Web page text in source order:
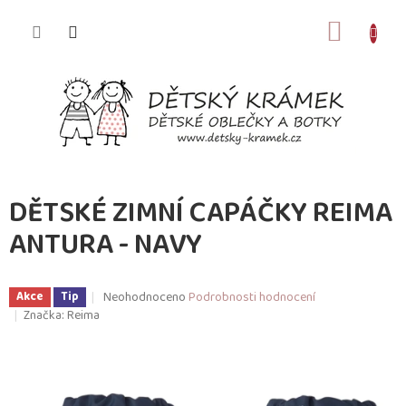
DĚTSKÉ ZIMNÍ CAPÁČKY REIMA
ANTURA - NAVY
Akce Tip
Průměrné
5
NeohodnocenoPodrobnosti hodnocení
Značka:Reima